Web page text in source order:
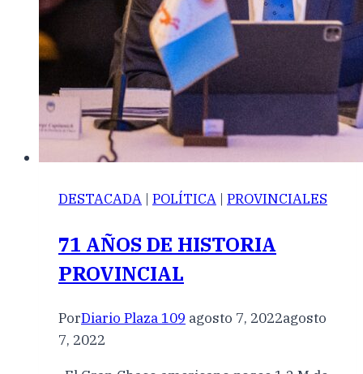
DESTACADA | POLÍTICA | PROVINCIALES
71 AÑOS DE HISTORIA
PROVINCIAL
PorDiario Plaza 109 agosto 7, 2022agosto
7, 2022